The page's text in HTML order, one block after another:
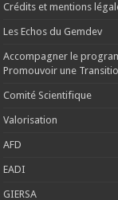
Crédits et mentions
Les Echos du Gemdev
Accompagner le
Promouvoir une
Comité Scientifique
Valorisation
AFD
EADI
GIERSA